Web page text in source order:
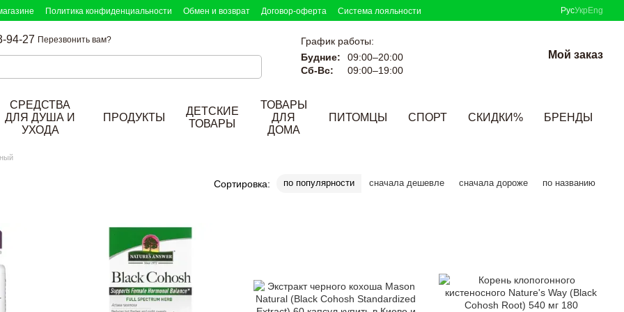
Политика конфиденциальности Обмен и возврат Договор-оферта
Система лояльности
РусУкр Eng
94-27 Перезвонить вам?
График работы:
Будние:
09:00–20:00
Сб-Вс:
09:00–19:00
Мой заказ
СРЕДСТВА
ДЛЯ ДУША И
УХОДА
ПРОДУКТЫ
ДЕТСКИЕ
ТОВАРЫ
ТОВАРЫ
ДЛЯ
ДОМА
ПИТОМЦЫ СПОРТ СКИДКИ% БРЕНДЫ
Сортировка: по популярности сначала дешевле сначала дороже по названию